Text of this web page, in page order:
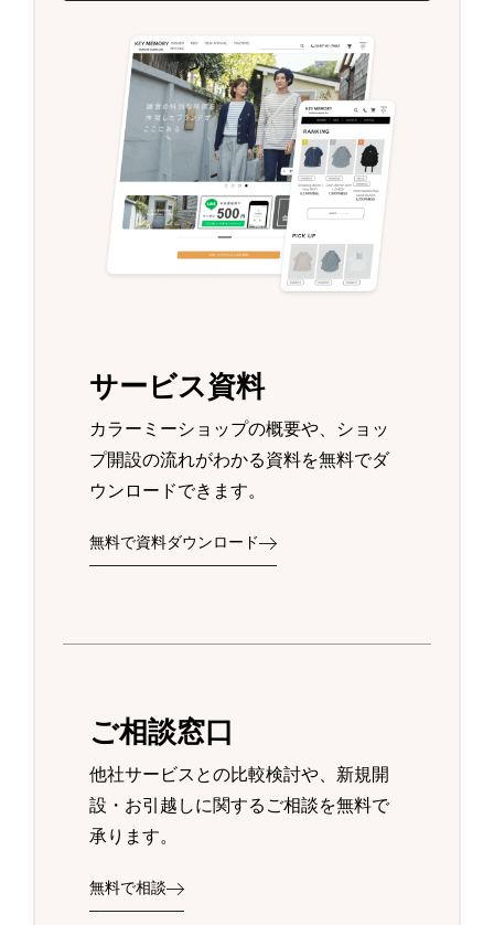
サービス資料
カラーミーショップの概要や、ショッ
プ開設の流れがわかる資料を無料でダ
ウンロードできます。
無料で資料ダウンロード
ご相談窓口
他社サービスとの比較検討や、新規開
設・お引越しに関するご相談を無料で
承ります。
無料で相談